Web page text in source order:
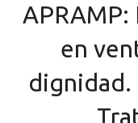
APRAMP:
en
dignidad.